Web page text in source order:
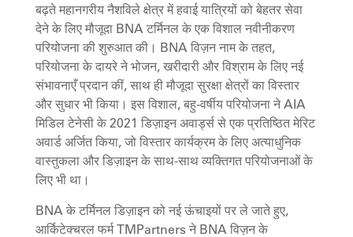
बढ़ते महानगरीय नैशविले क्षेत्र में हवाई यात्रियों को बेहतर सेवा
देने के लिए मौजूदा BNA टर्मिनल के एक विशाल नवीनीकरण
परियोजना की शुरुआत की। BNA विज़न नाम के तहत,
परियोजना के दायरे ने भोजन, खरीदारी और विश्राम के लिए नई
संभावनाएँ प्रदान कीं, साथ ही मौजूदा सुरक्षा क्षेत्रों का विस्तार
और सुधार भी किया। इस विशाल, बहु-वर्षीय परियोजना ने AIA
मिडिल टेनेसी के 2021 डिज़ाइन अवार्ड्स से एक प्रतिष्ठित मेरिट
अवार्ड अर्जित किया, जो विस्तार कार्यक्रम के लिए अत्याधुनिक
वास्तुकला और डिज़ाइन के साथ-साथ व्यक्तिगत परियोजनाओं के
लिए भी था।
BNA के टर्मिनल डिज़ाइन को नई ऊंचाइयों पर ले जाते हुए,
आर्किटेक्चरल फर्म TMPartners ने BNA विज़न के